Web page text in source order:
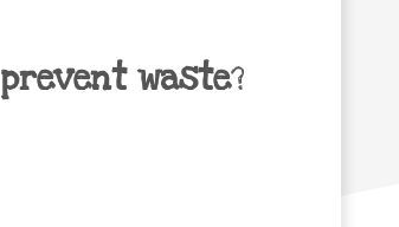
prevent waste?